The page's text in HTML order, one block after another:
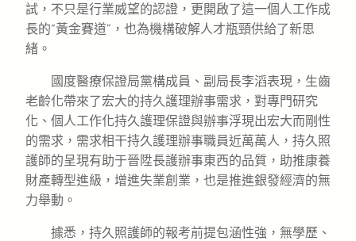
試，不只是行業威望的認證，更開啟了這一個人工作成
長的“黃金賽道”，也為機構破解人才瓶頸供給了新思
緒。
國度醫療保證局黨構成員、副局長李滔表現，生齒
老齡化帶來了宏大的持久護理辦事需求，對專門研究
化、個人工作化持久護理保證與辦事浮現出宏大而剛性
的需求，需求相干持久護理辦事職員近萬萬人，持久照
護師的呈現有助于晉陞長護辦事東西的品質，助推康養
財產轉型進級，增進失業創業，也是推進銀發經濟的無
力舉動。
據悉，持久照護師的報考前提包涵性強，無學歷、